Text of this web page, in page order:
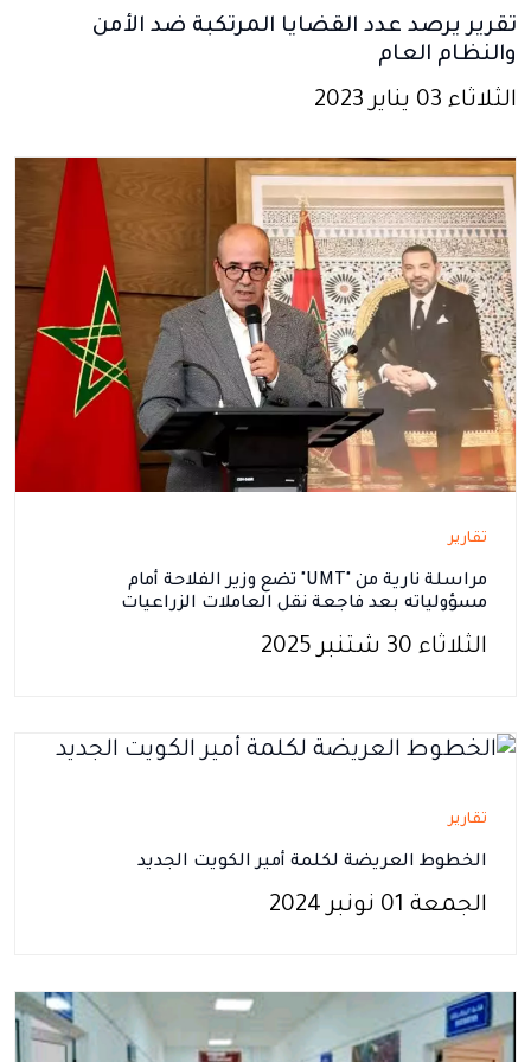
تقرير يرصد عدد القضايا المرتكبة ضد الأمن
والنظام العام
الثلاثاء 03 يناير 2023
تقارير
مراسلة نارية من "UMT" تضع وزير الفلاحة أمام
مسؤولياته بعد فاجعة نقل العاملات الزراعيات
الثلاثاء 30 شتنبر 2025
تقارير
الخطوط العريضة لكلمة أمير الكويت الجديد
الجمعة 01 نونبر 2024